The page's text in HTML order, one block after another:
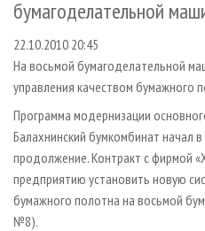
СУШКА ДРЕВЕСИНЫ
ПРОИЗВОДСТВО
ДЕРЕВЯННОЕ
ПРОИЗВОДСТВО МЕБЕЛИ
БИОЭНЕРГЕТИКА
ЦБП
ПЕРСОНЫ
МОБИЛЬНЫЕ ВЫСТАВКИ
ОФИЦИАЛЬНЫЕ ДЕЛЕГАЦИИ
ПРИОРИТЕТНЫЕ
RUSSIAN FORESTRY REVIEW
ГАЗЕТА ЛЕСПРОМФОРУМ
АРХИВ ЖУРНАЛОВ
О ЖУРНАЛЕ
ПОДПИСКА
КОНТАКТЫ
РЕКЛАМОДАТЕЛЯМ
РЕКЛАМА
РЕКЛАМА НА САЙТЕ
бумагоделательной
22.10.2010 20:45
На восьмой бумагоделательной
управления качеством бумажного
Программа модернизации
Балахнинский бумкомбинат начал
продолжение. Контракт с фирмой
предприятию установить новую
бумажного полотна на восьмой
№8).